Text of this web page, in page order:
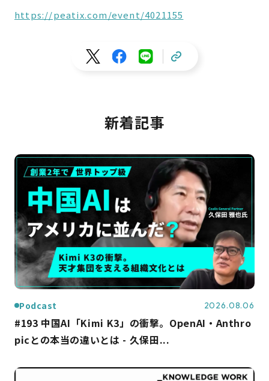
https://peatix.com/event/4021155
新着記事
Podcast 2026.08.06
#193 中国AI「Kimi K3」の衝撃。OpenAI・Anthro
picとの本当の違いとは - 久保田...